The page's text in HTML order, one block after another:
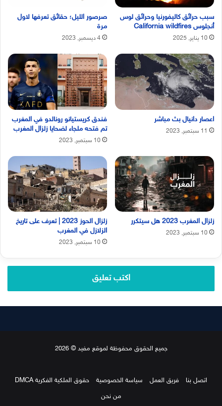
سبب حرائق كاليفورنيا وحرائق لوس
أنجلوس California wildfires
10 يناير, 2025
صرصور الليل؛ حقائق تعرفها لاول
مرة
4 ديسمبر, 2023
اعصار دانيال بث مباشر
11 سبتمبر, 2023
فندق كريستيانو رونالدو في المغرب
تم فتحه ملجاء لضحايا زلزال المغرب
10 سبتمبر, 2023
زلزال المغرب 2023 هل سيتكرر
10 سبتمبر, 2023
زلزال الحوز 2023 | تعرف على تاريخ
الزلازل في المغرب
10 سبتمبر, 2023
اكتب تعليق
جميع الحقوق محفوظة لموقع مفيد © 2026
اتصل بنا فريق العمل سياسة الخصوصية
حقوق الملكية الفكرية DMCA
من نحن